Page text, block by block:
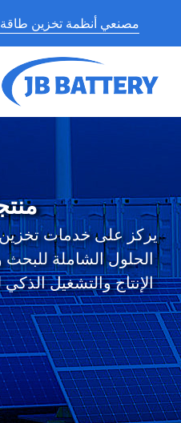
مصنعي أنظمة تخزين طاقة
يركز على خدمات تخزين
الحلول الشاملة للبحث
الإنتاج والتشغيل